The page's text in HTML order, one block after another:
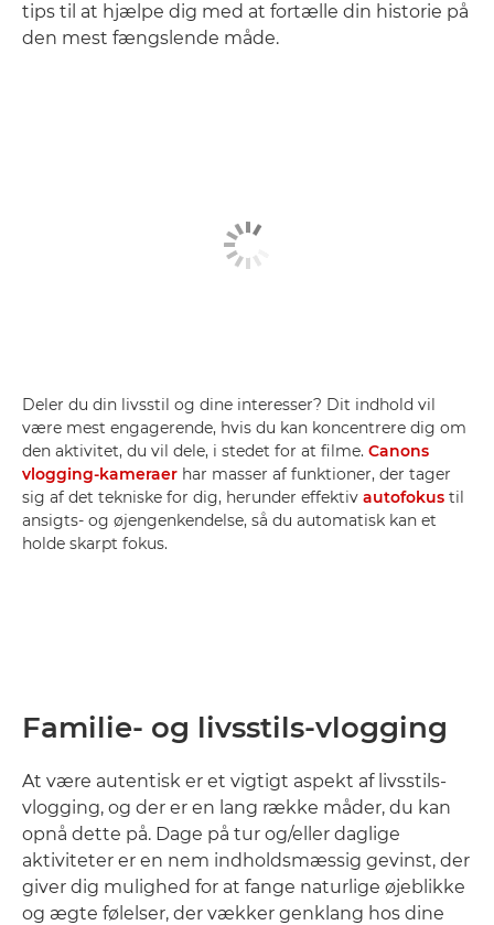
tips til at hjælpe dig med at fortælle din historie på
den mest fængslende måde.
Deler du din livsstil og dine interesser? Dit indhold vil
være mest engagerende, hvis du kan koncentrere dig om
den aktivitet, du vil dele, i stedet for at filme. Canons
vlogging-kameraer har masser af funktioner, der tager
sig af det tekniske for dig, herunder effektiv autofokus til
ansigts- og øjengenkendelse, så du automatisk kan et
holde skarpt fokus.
Familie- og livsstils-vlogging
At være autentisk er et vigtigt aspekt af livsstils-
vlogging, og der er en lang række måder, du kan
opnå dette på. Dage på tur og/eller daglige
aktiviteter er en nem indholdsmæssig gevinst, der
giver dig mulighed for at fange naturlige øjeblikke
og ægte følelser, der vækker genklang hos dine